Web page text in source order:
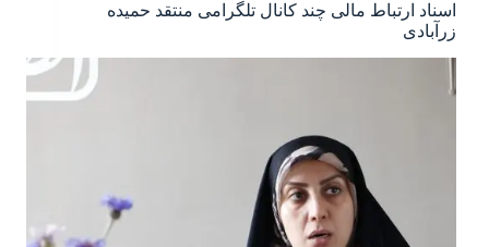
اسناد ارتباط مالی چند کانال تلگرامی منتقد حمیده
زرآبادی